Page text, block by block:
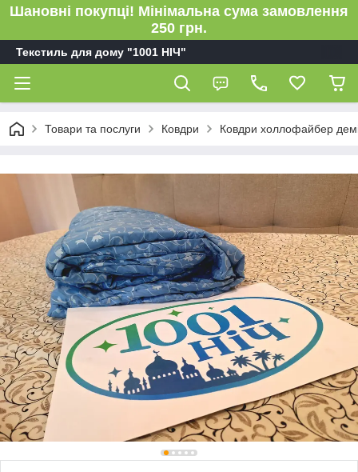
Шановні покупці! Мінімальна сума замовлення
250 грн.
Текстиль для дому "1001 НІЧ"
Товари та послуги Ковдри Ковдри холлофайбер